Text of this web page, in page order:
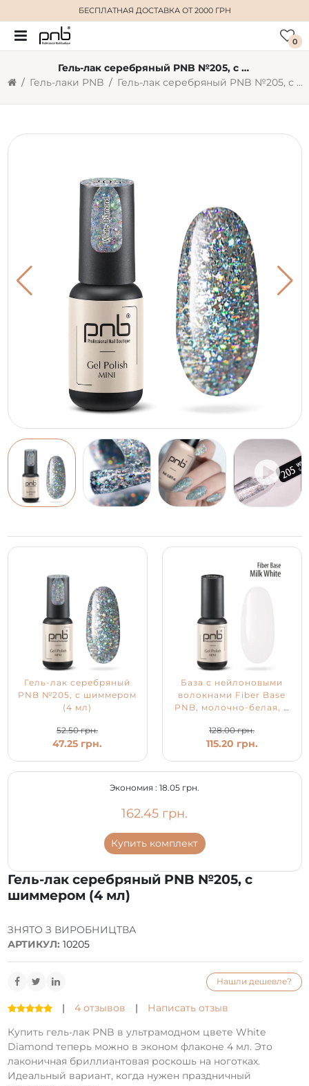
БЕСПЛАТНАЯ ДОСТАВКАОТ 2000 ГРН
0
Гель-лак серебряный PNB №205, с шиммером (4 мл)
Гель-лаки PNB
Гель-лак серебряный PNB №205, с шиммером (4 мл)
Гель-лак серебряный PNB №205, с
шиммером (4 мл)
| 4 отзывов |
Написать отзыв
Купить гель-лак PNB в ультрамодном цвете White
Diamond теперь можно в эконом флаконе 4 мл. Это
лаконичная бриллиантовая роскошь на ноготках.
Идеальный вариант, когда нужен праздничный
ЗНЯТО З ВИРОБНИЦТВА
АРТИКУЛ: 10205
Нашли дешевле?
Гель-лак серебряный
PNB №205, с шиммером
(4 мл)
52.50 грн.
47.25 грн.
База с нейлоновыми
волокнами Fiber Base
PNB, молочно-белая, 4
128.00 грн.
115.20 грн.
Экономия : 18.05 грн.
162.45 грн.
Купить комплект